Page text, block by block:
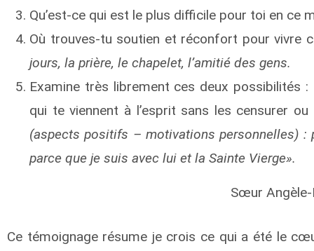
Qu’est-ce qui est le plus difficile pour toi en ce
Où trouves-tu soutien et réconfort pour vivre
jours, la prière, le chapelet, l’amitié des gens.
Examine très librement ces deux possibilités
qui te viennent à l’esprit sans les censurer
(aspects positifs – motivations personnelles) :
parce que je suis avec lui et la Sainte Vierge».
Sœur
Ce témoignage résume je crois ce qui a été le